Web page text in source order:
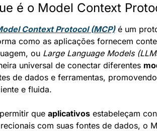
é o Model Context
Context Protocol (MCP) é um
como as aplicações fornecem
ou Large Language Models
universal de conectar diferentes
de dados e ferramentas,
e fluida.
que aplicativos estabeleçam
com suas fontes de dados, o